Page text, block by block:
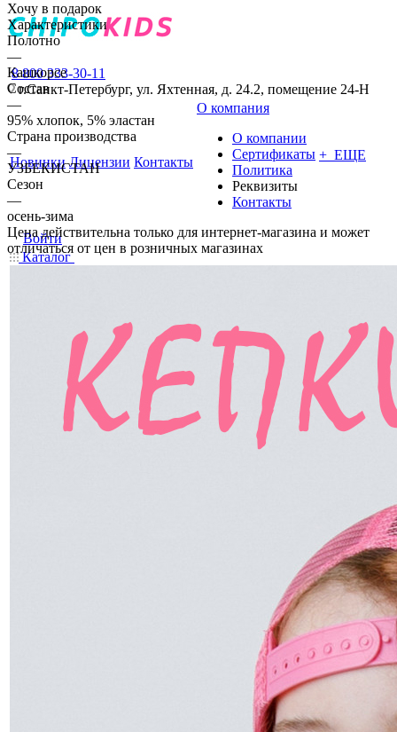
8 800 333-30-11
г.Санкт-Петербург, ул. Яхтенная, д. 24.2, помещение 24-Н
Новинки Лицензии Контакты
О компания
О компании
Сертификаты
Политика
Реквизиты
Контакты
+ ЕЩЕ
Войти
Каталог
Хочу в подарок
Характеристики
Полотно
—
Кашкорсе
Состав
—
95% хлопок, 5% эластан
Страна производства
—
УЗБЕКИСТАН
Сезон
—
осень-зима
Цена действительна только для интернет-магазина и может
отличаться от цен в розничных магазинах